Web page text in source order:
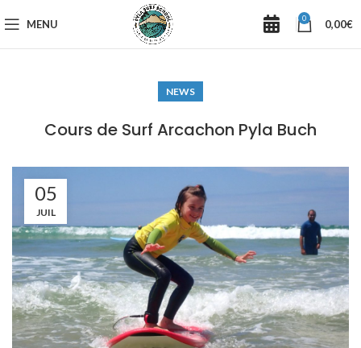
MENU 0 0,00€
NEWS
Cours de Surf Arcachon Pyla Buch
05
JUIL